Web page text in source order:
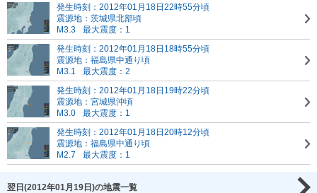
発生時刻：2012年01月18日22時55分頃
震源地：茨城県北部頃
M3.3
最大震度：1
発生時刻：2012年01月18日18時55分頃
震源地：福島県中通り頃
M3.1
最大震度：2
発生時刻：2012年01月18日19時22分頃
震源地：宮城県沖頃
M3.0
最大震度：1
発生時刻：2012年01月18日20時12分頃
震源地：福島県中通り頃
M2.7
最大震度：1
翌日(2012年01月19日)の地震一覧